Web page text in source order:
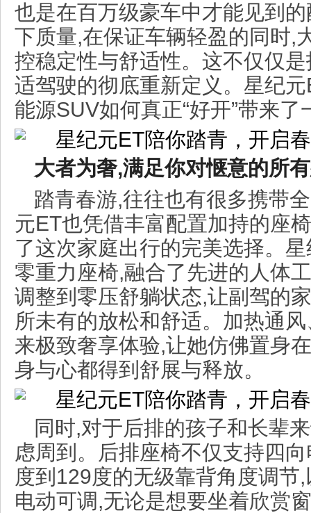
也是在百万级豪车中才能见到
下质量,在保证车辆轻盈的同时,
控稳定性与舒适性。这不仅仅
适驾驶的彻底重新定义。星纪
能源SUV如何真正“好开”带来
大者为奢,满足你对惬意的所
踏青春游,往往也有很多携带
元ET也凭借丰富配置加持的座
了这次家庭出行的完美选择。
零重力座椅,融合了先进的人体
调整到零压舒躺状态,让副驾的
所未有的放松和舒适。加热通
来极致奢享体验,让她仿佛置身
身与心都得到舒展与释放。
同时,对于后排的孩子和长辈
虑周到。后排座椅不仅支持四
度到129度的无级靠背角度调节
电动可调,无论是想要坐着欣赏